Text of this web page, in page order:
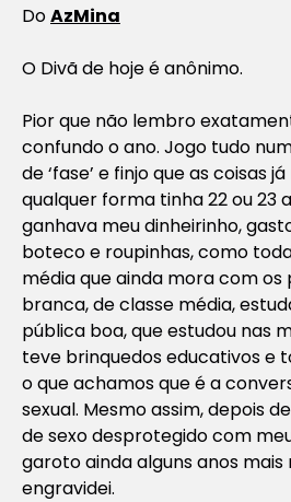
DoAzMina
O Divã de hoje é anônimo.
Pior que não lembro
confundo o ano. Jogo tudo
de ‘fase’ e finjo que as coisas
qualquer forma tinha 22 ou 23
ganhava meu dinheirinho,
boteco e roupinhas, como
média que ainda mora com os
branca, de classe média,
pública boa, que estudou nas
teve brinquedos educativos e
o que achamos que é a
sexual. Mesmo assim, depois
de sexo desprotegido com
garoto ainda alguns anos mais
engravidei.